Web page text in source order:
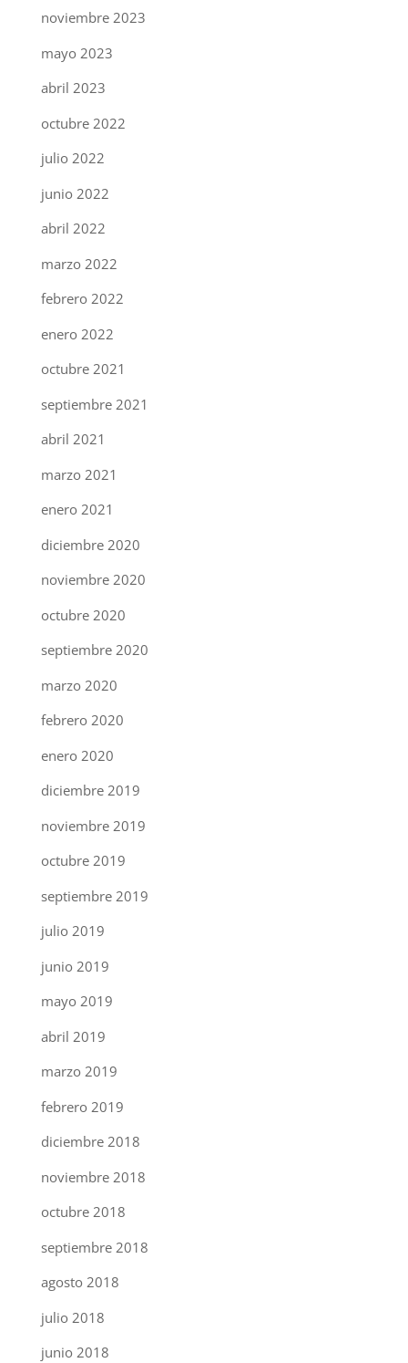
noviembre 2023
mayo 2023
abril 2023
octubre 2022
julio 2022
junio 2022
abril 2022
marzo 2022
febrero 2022
enero 2022
octubre 2021
septiembre 2021
abril 2021
marzo 2021
enero 2021
diciembre 2020
noviembre 2020
octubre 2020
septiembre 2020
marzo 2020
febrero 2020
enero 2020
diciembre 2019
noviembre 2019
octubre 2019
septiembre 2019
julio 2019
junio 2019
mayo 2019
abril 2019
marzo 2019
febrero 2019
diciembre 2018
noviembre 2018
octubre 2018
septiembre 2018
agosto 2018
julio 2018
junio 2018